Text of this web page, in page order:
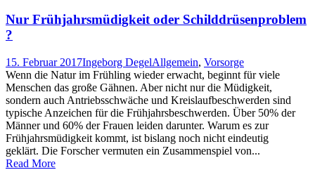
Nur Frühjahrsmüdigkeit oder Schilddrüsenproblem
?
15. Februar 2017Ingeborg DegelAllgemein, Vorsorge
Wenn die Natur im Frühling wieder erwacht, beginnt für viele
Menschen das große Gähnen. Aber nicht nur die Müdigkeit,
sondern auch Antriebsschwäche und Kreislaufbeschwerden sind
typische Anzeichen für die Frühjahrsbeschwerden. Über 50% der
Männer und 60% der Frauen leiden darunter. Warum es zur
Frühjahrsmüdigkeit kommt, ist bislang noch nicht eindeutig
geklärt. Die Forscher vermuten ein Zusammenspiel von...
Read More